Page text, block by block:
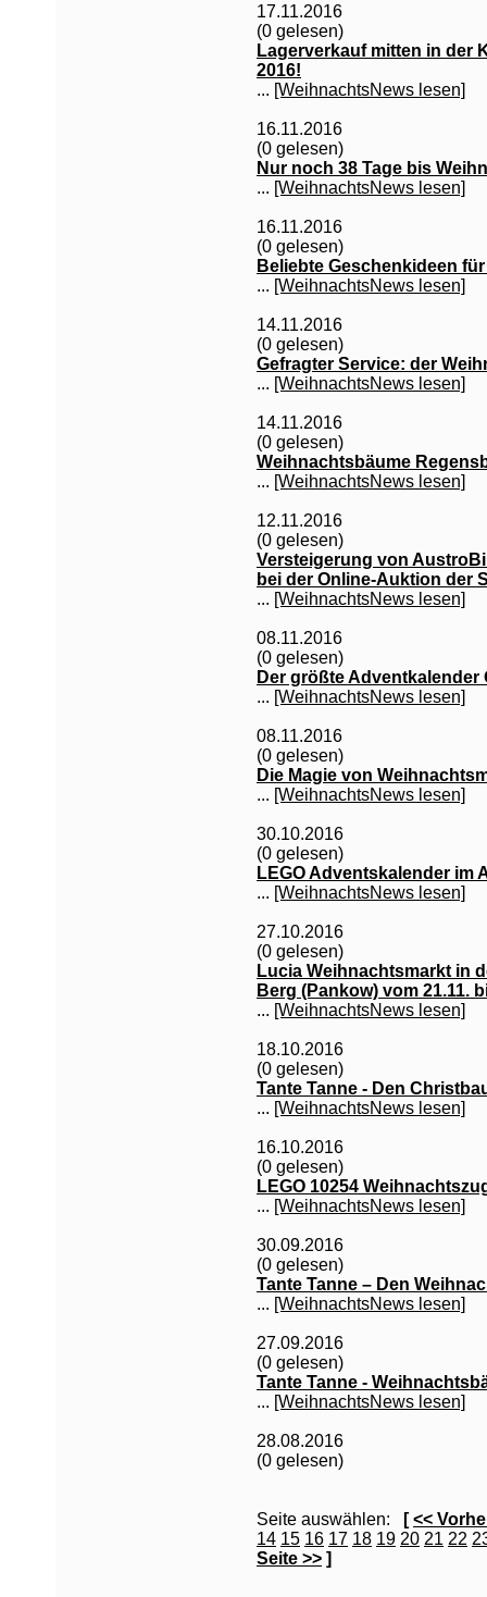
17.11.2016
(0 gelesen)
Lagerverkauf mitten in der
2016!
... [WeihnachtsNews lesen]
16.11.2016
(0 gelesen)
Nur noch 38 Tage bis
... [WeihnachtsNews lesen]
16.11.2016
(0 gelesen)
Beliebte Geschenkideen
... [WeihnachtsNews lesen]
14.11.2016
(0 gelesen)
Gefragter Service: der
... [WeihnachtsNews lesen]
14.11.2016
(0 gelesen)
Weihnachtsbäume
... [WeihnachtsNews lesen]
12.11.2016
(0 gelesen)
Versteigerung von
bei der Online-Auktion der
... [WeihnachtsNews lesen]
08.11.2016
(0 gelesen)
Der größte
... [WeihnachtsNews lesen]
08.11.2016
(0 gelesen)
Die Magie von
... [WeihnachtsNews lesen]
30.10.2016
(0 gelesen)
LEGO Adventskalender im
... [WeihnachtsNews lesen]
27.10.2016
(0 gelesen)
Lucia Weihnachtsmarkt in
Berg (Pankow) vom 21.11.
... [WeihnachtsNews lesen]
18.10.2016
(0 gelesen)
Tante Tanne - Den
... [WeihnachtsNews lesen]
16.10.2016
(0 gelesen)
LEGO 10254
... [WeihnachtsNews lesen]
30.09.2016
(0 gelesen)
Tante Tanne – Den
... [WeihnachtsNews lesen]
27.09.2016
(0 gelesen)
Tante Tanne -
... [WeihnachtsNews lesen]
28.08.2016
(0 gelesen)
Seite auswählen: [<<
14 15 16 17 18 19 20 21 22
Seite >> ]